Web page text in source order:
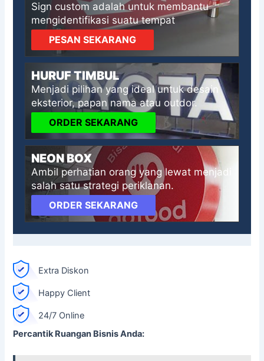
Sign custom adalah untuk membantu
mengidentifikasi suatu tempat
PESAN SEKARANG
HURUF TIMBUL
Menjadi pilihan yang ideal untuk desain
eksterior, papan nama atau outdor.
ORDER SEKARANG
NEON BOX
Ambil perhatian orang yang lewat menjadi
salah satu strategi periklanan.
ORDER SEKARANG
Extra Diskon
Happy Client
24/7 Online
Percantik Ruangan Bisnis Anda: